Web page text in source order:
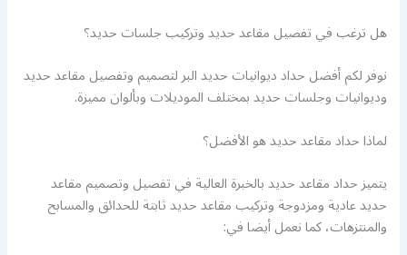
هل ترغب في تفصيل مقاعد حديد وتركيب جلسات حديد؟
نوفر لكم أفضل حداد ديوانيات حديد البر لتصميم وتفصيل مقاعد حديد
وديوانيات وجلسات حديد بمختلف الموديلات وبألوان مميزة.
لماذا حداد مقاعد حديد هو الأفضل؟
يتميز حداد مقاعد حديد بالخبرة العالية في تفصيل وتصميم مقاعد
حديد عادية ومزدوجة وتركيب مقاعد حديد ثابتة للحدائق والمسابح
والمنتزهات، كما نعمل أيضا في: